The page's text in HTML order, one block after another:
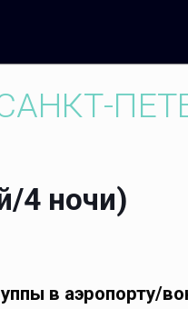
4 ночи)
в аэропорту/